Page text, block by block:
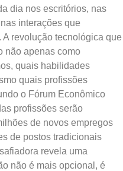
dia nos escritórios, nas
interações que
revolução tecnológica que
não apenas como
quais habilidades
quais profissões
o Fórum Econômico
profissões serão
de novos empregos
de postos tradicionais
revela uma
não é mais opcional, é